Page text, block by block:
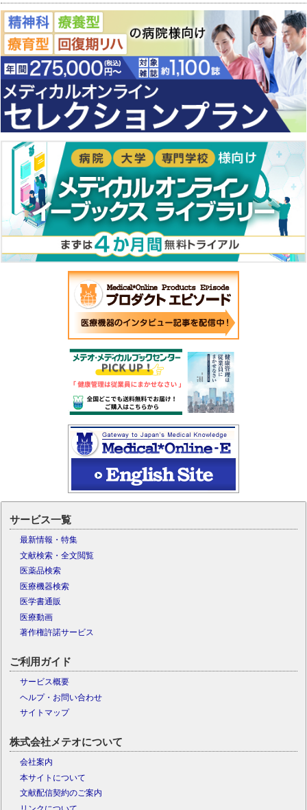
サービス一覧
最新情報・特集
文献検索・全文閲覧
医薬品検索
医療機器検索
医学書通販
医療動画
著作権許諾サービス
ご利用ガイド
サービス概要
ヘルプ・お問い合わせ
サイトマップ
株式会社メテオについて
会社案内
本サイトについて
文献配信契約のご案内